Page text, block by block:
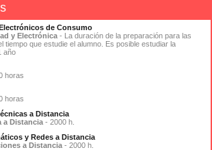
de Consumo
y Electrónica - La duración de la preparación para las
tiempo que estudie el alumno. Es posible estudiar la
año
horas
horas
a Distancia
a Distancia - 2000 h.
y Redes a Distancia
a Distancia - 2000 h.